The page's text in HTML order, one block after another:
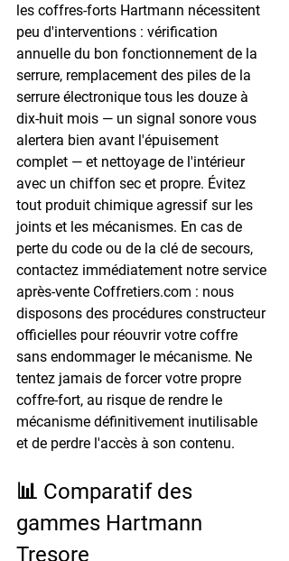
les coffres-forts Hartmann nécessitent
peu d'interventions : vérification
annuelle du bon fonctionnement de la
serrure, remplacement des piles de la
serrure électronique tous les douze à
dix-huit mois — un signal sonore vous
alertera bien avant l'épuisement
complet — et nettoyage de l'intérieur
avec un chiffon sec et propre. Évitez
tout produit chimique agressif sur les
joints et les mécanismes. En cas de
perte du code ou de la clé de secours,
contactez immédiatement notre service
après-vente Coffretiers.com : nous
disposons des procédures constructeur
officielles pour réouvrir votre coffre
sans endommager le mécanisme. Ne
tentez jamais de forcer votre propre
coffre-fort, au risque de rendre le
mécanisme définitivement inutilisable
et de perdre l'accès à son contenu.
📊 Comparatif des
gammes Hartmann
Tresore